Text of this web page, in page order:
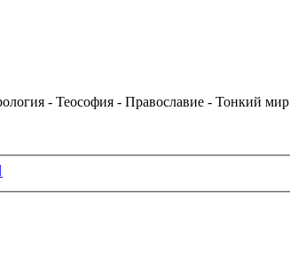
- Теософия - Православие - Тонкий мир